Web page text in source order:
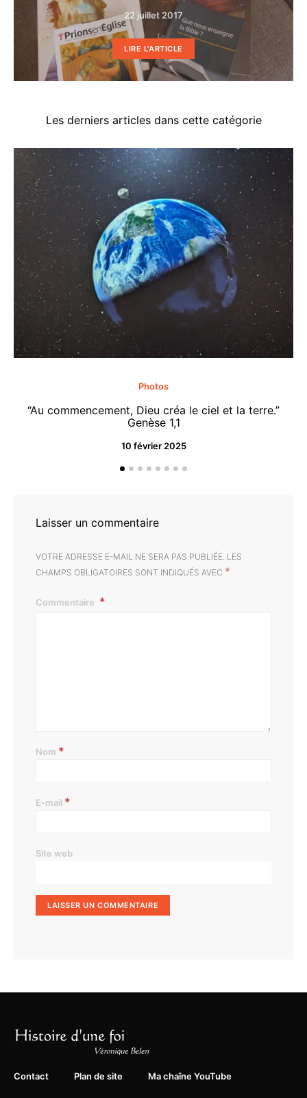
22 juillet 2017
LIRE L'ARTICLE
Les derniers articles dans cette catégorie
Photos
“Au commencement, Dieu créa le ciel et la terre.”
Genèse 1,1
10 février 2025
Laisser un commentaire
VOTRE ADRESSE E-MAIL NE SERA PAS PUBLIÉE. LES
CHAMPS OBLIGATOIRES SONT INDIQUÉS AVEC *
Commentaire
Nom *
E-mail *
Site web
Contact Plan de site Ma chaîne YouTube